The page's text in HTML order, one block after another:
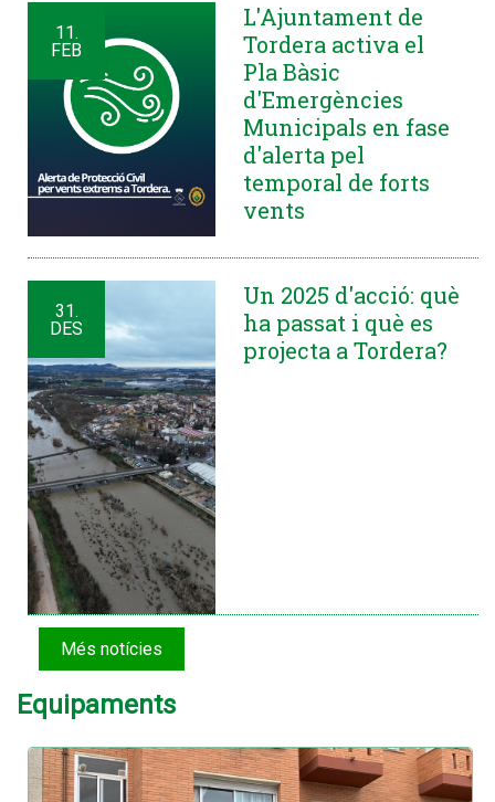
11.
FEB
L'Ajuntament de
Tordera activa el
Pla Bàsic
d'Emergències
Municipals en fase
d'alerta pel
temporal de forts
vents
31.
DES
Un 2025 d'acció: què
ha passat i què es
projecta a Tordera?
Més notícies
Equipaments